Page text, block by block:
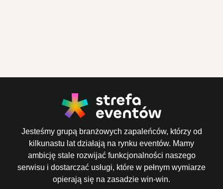
Jesteśmy grupą branżowych zapaleńców, którzy od
kilkunastu lat działają na rynku eventów. Mamy
ambicję stale rozwijać funkcjonalności naszego
serwisu i dostarczać usługi, które w pełnym wymiarze
opierają się na zasadzie win-win.